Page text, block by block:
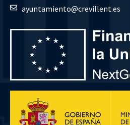
ayuntamiento@crevillent.es